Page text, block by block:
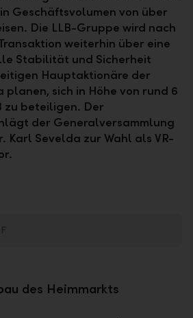
Geschäftsvolumen von über
Die LLB-Gruppe wird nach
weiterhin über eine
Stabilität und Sicherheit
Hauptaktionäre der
planen, sich in Höhe von rund 6
zu beteiligen. Der
der Generalversammlung
Karl Sevelda zur Wahl als VR-
des Heimmarkts